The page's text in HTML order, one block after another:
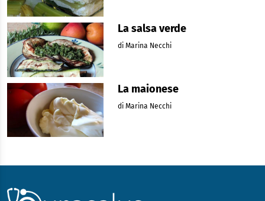
La salsa verde
di Marina Necchi
La maionese
di Marina Necchi